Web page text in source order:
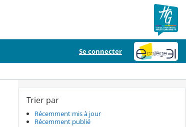
Se connecter
Trier par
Récemment mis à jour
Récemment publié